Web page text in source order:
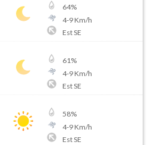
64%
4-9Km/h
Est SE
61%
4-9Km/h
Est SE
58%
4-9Km/h
Est SE